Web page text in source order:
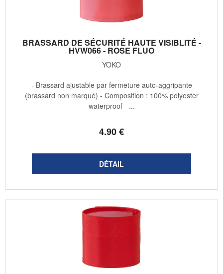
BRASSARD DE SÉCURITÉ HAUTE VISIBLITÉ -
HVW066 - ROSE FLUO
YOKO
4.90€
- Brassard ajustable par fermeture auto-aggripante
(brassard non marqué) - Composition : 100% polyester
waterproof - ...